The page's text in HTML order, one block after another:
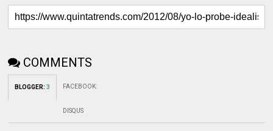
COMMENTS
BLOGGER:3 FACEBOOK:
DISQUS